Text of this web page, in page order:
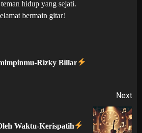
hidup yang sejati.
bermain gitar!
Rizky Billar
Next
Waktu-Kerispatih